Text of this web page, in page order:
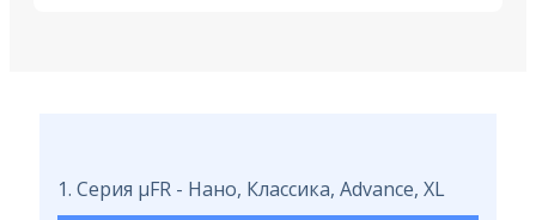
1. Серия μFR - Нано, Классика, Advance, XL